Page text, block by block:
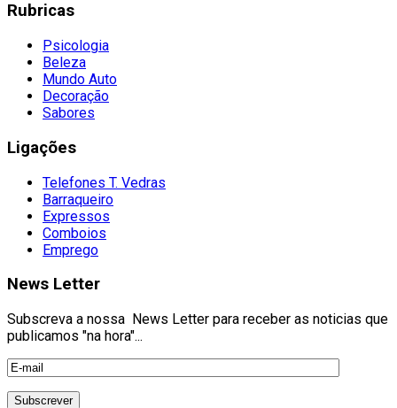
Rubricas
Psicologia
Beleza
Mundo Auto
Decoração
Sabores
Ligações
Telefones T. Vedras
Barraqueiro
Expressos
Comboios
Emprego
News Letter
Subscreva a nossa News Letter para receber as noticias que
publicamos "na hora"...